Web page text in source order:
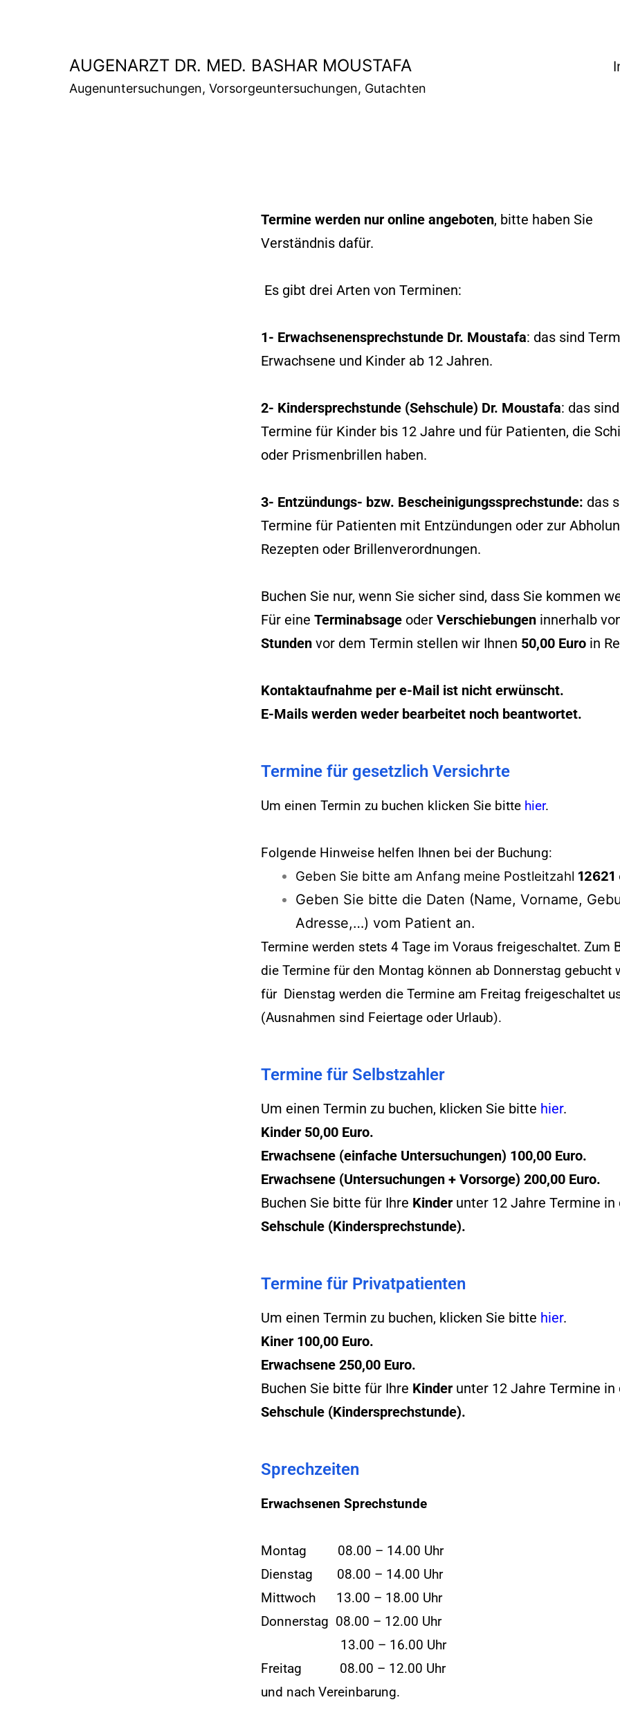
AUGENARZT DR. MED. BASHAR MOUSTAFA
Augenuntersuchungen, Vorsorgeuntersuchungen, Gutachten
Termine werden nur online angeboten, bitte haben Sie
Verständnis dafür.
Es gibt drei Arten von Terminen:
1- Erwachsenensprechstunde Dr. Moustafa: das sind
Erwachsene und Kinder ab 12 Jahren.
2- Kindersprechstunde (Sehschule) Dr. Moustafa: das sind
Termine für Kinder bis 12 Jahre und für Patienten, die
oder Prismenbrillen haben.
3- Entzündungs- bzw. Bescheinigungssprechstunde: das
Termine für Patienten mit Entzündungen oder zur
Rezepten oder Brillenverordnungen.
Buchen Sie nur, wenn Sie sicher sind, dass Sie kommen
Für eine Terminabsage oder Verschiebungen innerhalb
Stunden vor dem Termin stellen wir Ihnen 50,00 Euro in
Kontaktaufnahme per e-Mail ist nicht erwünscht.
E-Mails werden weder bearbeitet noch beantwortet.
Termine für gesetzlich Versichrte
Um einen Termin zu buchen klicken Sie bitte hier.
Folgende Hinweise helfen Ihnen bei der Buchung:
Geben Sie bitte am Anfang meine Postleitzahl 12621
Geben Sie bitte die Daten (Name, Vorname,
Adresse,…) vom Patient an.
Termine werden stets 4 Tage im Voraus freigeschaltet. Zum
die Termine für den Montag können ab Donnerstag gebucht
für Dienstag werden die Termine am Freitag freigeschaltet
(Ausnahmen sind Feiertage oder Urlaub).
Termine für Selbstzahler
Um einen Termin zu buchen, klicken Sie bitte hier.
Kinder 50,00 Euro.
Erwachsene (einfache Untersuchungen) 100,00 Euro.
Erwachsene (Untersuchungen + Vorsorge) 200,00 Euro.
Buchen Sie bitte für Ihre Kinder unter 12 Jahre Termine in
Sehschule (Kindersprechstunde).
Termine für Privatpatienten
Um einen Termin zu buchen, klicken Sie bitte hier.
Kiner 100,00 Euro.
Erwachsene 250,00 Euro.
Buchen Sie bitte für Ihre Kinder unter 12 Jahre Termine in
Sehschule (Kindersprechstunde).
Sprechzeiten
Erwachsenen Sprechstunde
Montag 08.00 – 14.00 Uhr
Dienstag 08.00 – 14.00 Uhr
Mittwoch 13.00 – 18.00 Uhr
Donnerstag 08.00 – 12.00 Uhr
13.00 – 16.00 Uhr
Freitag 08.00 – 12.00 Uhr
und nach Vereinbarung.